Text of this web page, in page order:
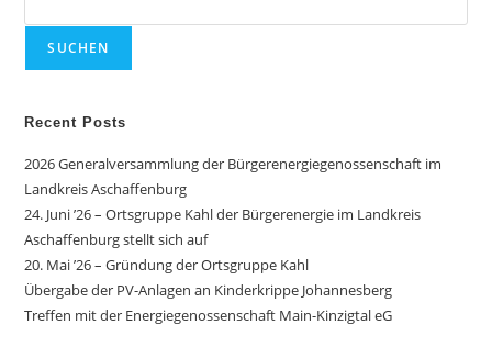
SUCHEN
Recent Posts
2026 Generalversammlung der Bürgerenergiegenossenschaft im
Landkreis Aschaffenburg
24. Juni ’26 – Ortsgruppe Kahl der Bürgerenergie im Landkreis
Aschaffenburg stellt sich auf
20. Mai ’26 – Gründung der Ortsgruppe Kahl
Übergabe der PV-Anlagen an Kinderkrippe Johannesberg
Treffen mit der Energiegenossenschaft Main-Kinzigtal eG